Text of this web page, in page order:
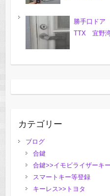
勝手口ド
TTX 宜野
カテゴリー
ブログ
合鍵
合鍵>>イモビライザーキー
スマートキー等登録
キーレス>>トヨタ